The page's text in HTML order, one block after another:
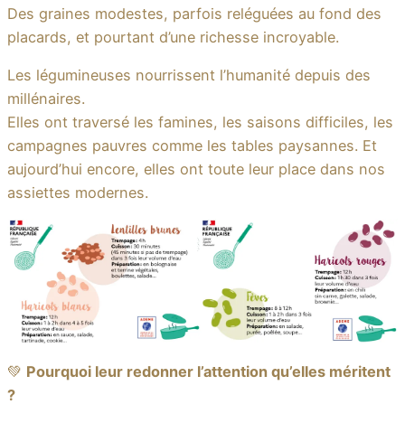
Des graines modestes, parfois reléguées au fond des
placards, et pourtant d’une richesse incroyable.
Les légumineuses nourrissent l’humanité depuis des
millénaires.
Elles ont traversé les famines, les saisons difficiles, les
campagnes pauvres comme les tables paysannes. Et
aujourd’hui encore, elles ont toute leur place dans nos
assiettes modernes.
💚 Pourquoi leur redonner l’attention qu’elles méritent
?